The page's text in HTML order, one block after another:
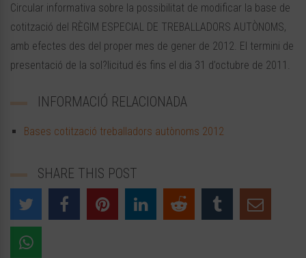
Circular informativa sobre la possibilitat de modificar la base de
cotització del RÈGIM ESPECIAL DE TREBALLADORS AUTÒNOMS,
amb efectes des del proper mes de gener de 2012. El termini de
presentació de la sol?licitud és fins el dia 31 d’octubre de 2011.
INFORMACIÓ RELACIONADA
Bases cotització treballadors autònoms 2012
SHARE THIS POST